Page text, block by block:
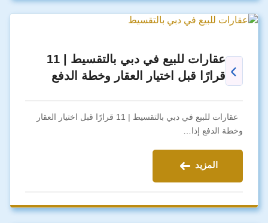
عقارات للبيع في دبي بالتقسيط | 11
قرارًا قبل اختيار العقار وخطة الدفع
عقارات للبيع في دبي بالتقسيط | 11 قرارًا قبل اختيار العقار
وخطة الدفع إذا…
المزيد